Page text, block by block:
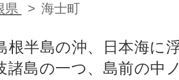
県 海士町
根半島の沖、日本海に
諸島の一つ、島前の中